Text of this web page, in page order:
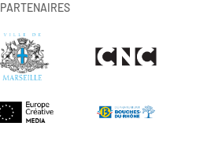
PARTENAIRES